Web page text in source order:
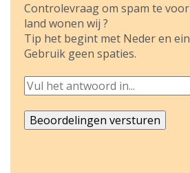
Controlevraag om spam te
land wonen wij ?
Tip het begint met Neder en
Gebruik geen spaties.